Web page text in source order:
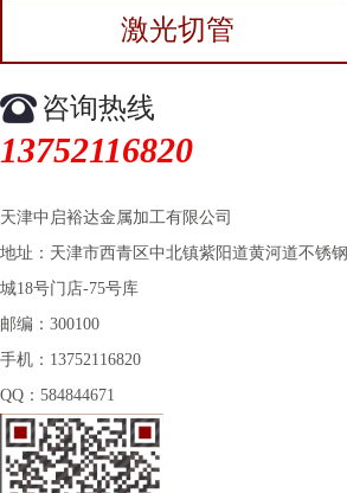
激光切管
咨询热线
13752116820
天津中启裕达金属加工有限公司
地址：天津市西青区中北镇紫阳道黄河道不锈钢
城18号门店-75号库
邮编：300100
手机：13752116820
QQ：584844671